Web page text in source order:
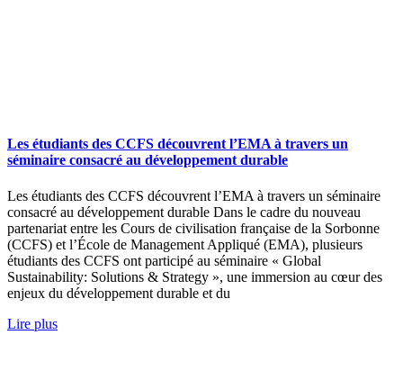
Les étudiants des CCFS découvrent l’EMA à travers un
séminaire consacré au développement durable
Les étudiants des CCFS découvrent l’EMA à travers un séminaire
consacré au développement durable Dans le cadre du nouveau
partenariat entre les Cours de civilisation française de la Sorbonne
(CCFS) et l’École de Management Appliqué (EMA), plusieurs
étudiants des CCFS ont participé au séminaire « Global
Sustainability: Solutions & Strategy », une immersion au cœur des
enjeux du développement durable et du
Lire plus